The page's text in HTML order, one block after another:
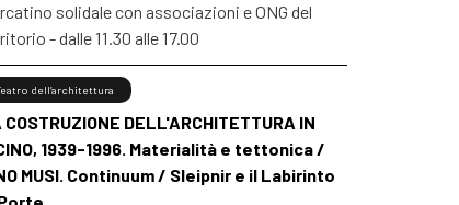
solidale con associazioni e ONG del
- dalle 11.30 alle 17.00
COSTRUZIONE DELL'ARCHITETTURA IN
1939-1996. Materialità e tettonica /
MUSI. Continuum / Sleipnir e il Labirinto
dell’architettura